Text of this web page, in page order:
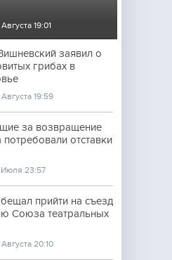
19:01
заявил о
грибах в
19:59
за возвращение
отставки
Июля 23:57
прийти на съезд
Союза театральных
20:10